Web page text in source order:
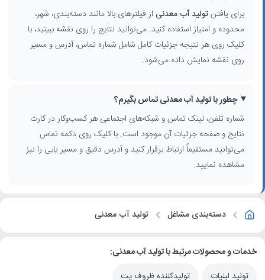
برای یافتنتولید آب معدنی از فیلترهای بالا مانند دسته‌بندی، شهر،
محدوده و امتیاز استفاده کنید. می‌توانید نتایج را روی نقشه ببینید، با
کلیک روی هر نتیجه جزئیات کامل شامل شماره تماس، آدرس و مسیر
روی نقشه نمایش داده می‌شود.
چطور با تولید آب معدنی تماس بگیرم؟
شماره تلفن، لینک تماس و شبکه‌های اجتماعی هر کسب‌وکار در کارت
نتایج و صفحه جزئیات آن موجود است. با کلیک روی دکمه تماس
می‌توانید مستقیماً ارتباط برقرار کنید و آدرس دقیق و مسیر یابی را نیز
مشاهده نمایید.
دسته‌بندی مشاغل تولید آب معدنی
خدمات و محصولات مرتبط با تولید آب معدنی:
تولید لبنیات
تولیدکننده ظروف پت